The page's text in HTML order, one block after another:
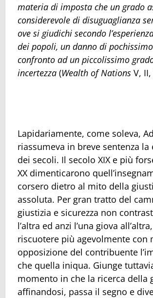
materia di imposta che un grado
considerevole di disuguaglianza
ove si giudichi secondo
dei popoli, un danno di
confronto ad un piccolissimo
incertezza (Wealth of Nations V,
Lapidariamente, come soleva,
riassumeva in breve sentenza la
dei secoli. Il secolo XIX e più
XX dimenticarono
corsero dietro al mito della
assoluta. Per gran tratto del
giustizia e sicurezza non
l’altra ed anzi l’una giova
riscuotere più agevolmente con
opposizione del contribuente
che quella iniqua. Giunge
momento in che la ricerca della
affinandosi, passa il segno e